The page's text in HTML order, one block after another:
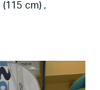
(115 cm) ,